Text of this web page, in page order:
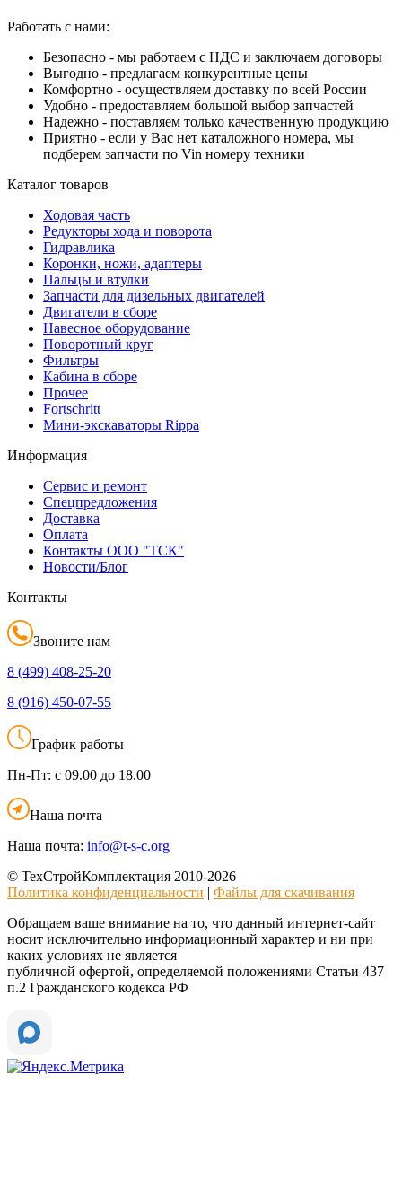
Работать с нами:
Безопасно - мы работаем с НДС и заключаем договоры
Выгодно - предлагаем конкурентные цены
Комфортно - осуществляем доставку по всей России
Удобно - предоставляем большой выбор запчастей
Надежно - поставляем только качественную продукцию
Приятно - если у Вас нет каталожного номера, мы
подберем запчасти по Vin номеру техники
Каталог товаров
Ходовая часть
Редукторы хода и поворота
Гидравлика
Коронки, ножи, адаптеры
Пальцы и втулки
Запчасти для дизельных двигателей
Двигатели в сборе
Навесное оборудование
Поворотный круг
Фильтры
Кабина в сборе
Прочее
Fortschritt
Мини-экскаваторы Rippa
Информация
Сервис и ремонт
Спецпредложения
Доставка
Оплата
Контакты ООО "ТСК"
Новости/Блог
Контакты
Звоните нам
8 (499) 408-25-20
8 (916) 450-07-55
График работы
Пн-Пт: с 09.00 до 18.00
Наша почта
Наша почта: info@t-s-c.org
© ТехСтройКомплектация 2010-2026
Политика конфиденциальности
Файлы для скачивания
Обращаем ваше внимание на то, что данный интернет-сайт
носит исключительно информационный характер и ни при
каких условиях не является
публичной офертой, определяемой положениями Статьи 437
п.2 Гражданского кодекса РФ